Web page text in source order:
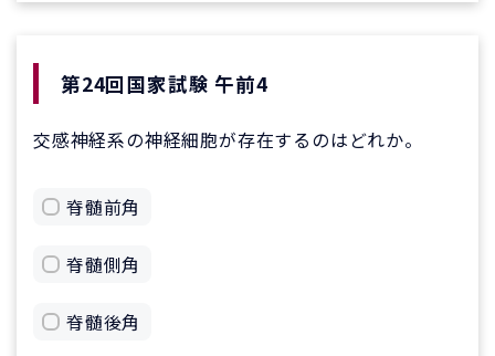
第24回国家試験 午前4
交感神経系の神経細胞が存在するのはどれか。
脊髄前角
脊髄側角
脊髄後角